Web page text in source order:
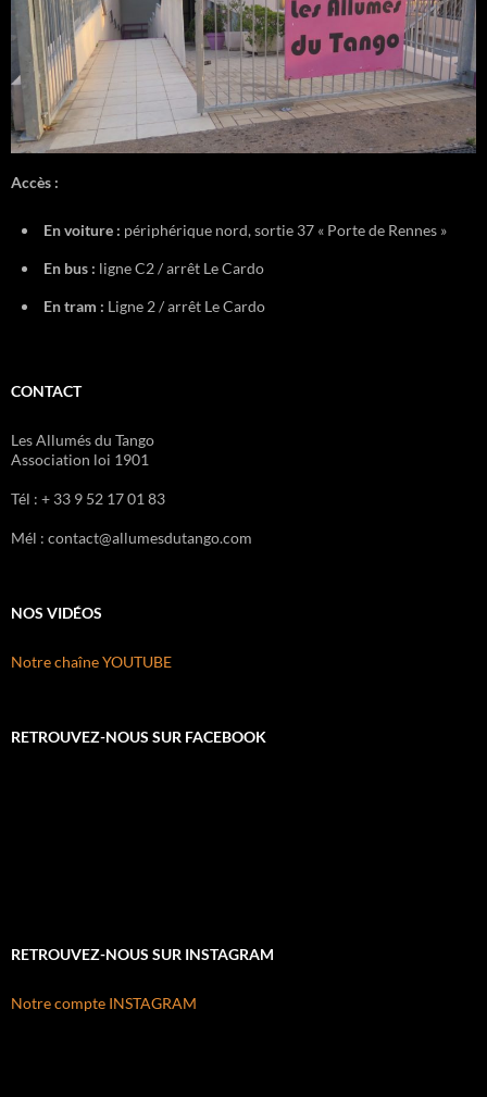
Accès :
En voiture : périphérique nord, sortie 37 « Porte de Rennes »
En bus : ligne C2 / arrêt Le Cardo
En tram : Ligne 2 / arrêt Le Cardo
CONTACT
Les Allumés du Tango
Association loi 1901
Tél : + 33 9 52 17 01 83
Mél : contact@allumesdutango.com
NOS VIDÉOS
Notre chaîne YOUTUBE
RETROUVEZ-NOUS SUR FACEBOOK
RETROUVEZ-NOUS SUR INSTAGRAM
Notre compte INSTAGRAM